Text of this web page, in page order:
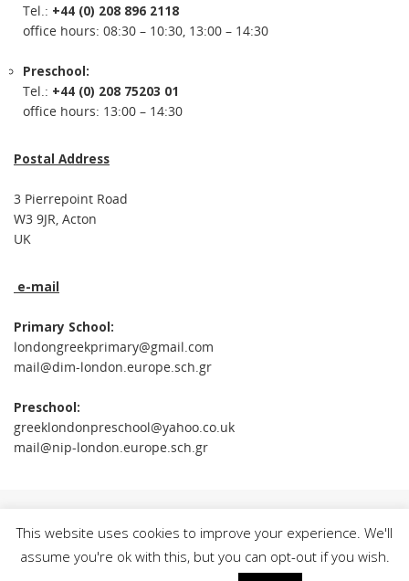
Tel.: +44 (0) 208 896 2118
office hours: 08:30 – 10:30, 13:00 – 14:30
Preschool:
Tel.: +44 (0) 208 75203 01
office hours: 13:00 – 14:30
Postal Address
3 Pierrepoint Road
W3 9JR, Acton
UK
e-mail
Primary School:
londongreekprimary@gmail.com
mail@dim-london.europe.sch.gr
Preschool:
greeklondonpreschool@yahoo.co.uk
mail@nip-london.europe.sch.gr
This website uses cookies to improve your experience. We'll
assume you're ok with this, but you can opt-out if you wish.